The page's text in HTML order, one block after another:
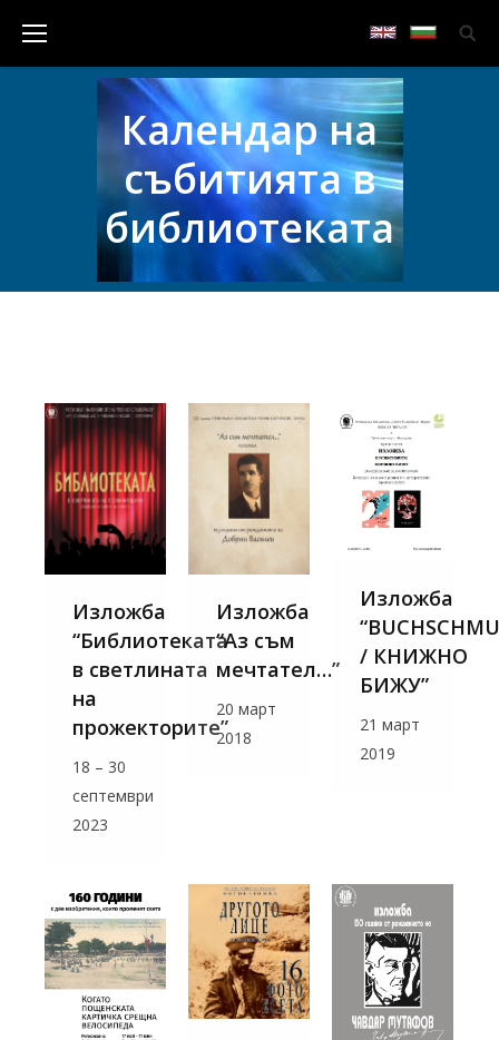
Календар на
събитията в
библиотеката
Изложба
“Библиотеката
в светлината
на
прожекторите”
18 – 30
септември
2023
Изложба
“Аз съм
мечтател…”
20 март
2018
Изложба
/ КНИЖНО
БИЖУ”
21 март
2019